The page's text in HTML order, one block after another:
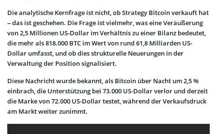
Die analytische Kernfrage ist nicht, ob Strategy Bitcoin verkauft hat
– das ist geschehen. Die Frage ist vielmehr, was eine Veräußerung
von 2,5 Millionen US-Dollar im Verhältnis zu einer Bilanz bedeutet,
die mehr als 818.000 BTC im Wert von rund 61,8 Milliarden US-
Dollar umfasst, und ob dies strukturelle Neuerungen in der
Verwaltung der Position signalisiert.
Diese Nachricht wurde bekannt, als Bitcoin über Nacht um 2,5 %
einbrach, die Unterstützung bei 73.000 US-Dollar verlor und derzeit
die Marke von 72.000 US-Dollar testet, während der Verkaufsdruck
am Markt weiter zunimmt.